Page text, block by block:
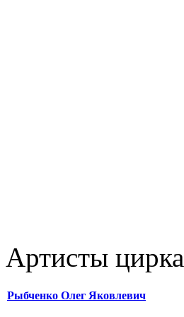
Артисты цирка
Рыбченко Олег Яковлевич